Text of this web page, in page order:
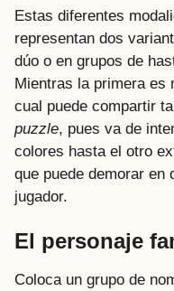
Estas diferentes
representan dos
dúo o en grupos de
Mientras la primera es
cual puede compartir
puzzle, pues va de
colores hasta el otro
que puede demorar en
jugador.
El personaje
Coloca un grupo de